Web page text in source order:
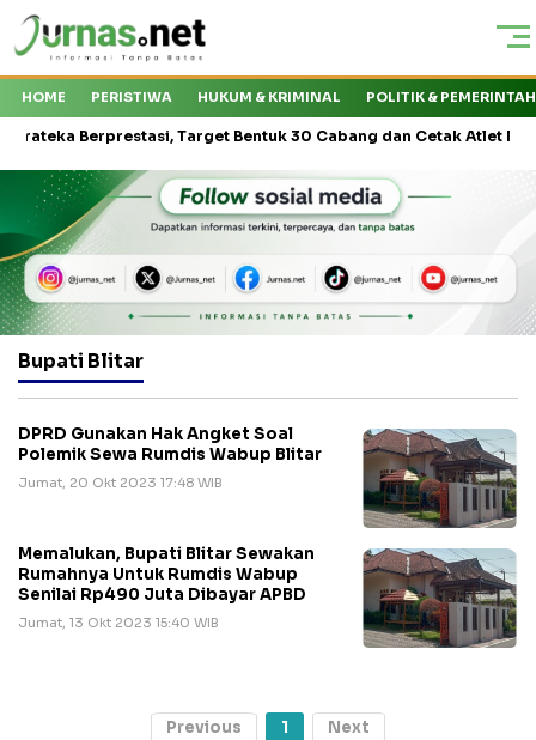
HOME PERISTIWA HUKUM & KRIMINAL POLITIK &
Berprestasi, Target Bentuk 30 Cabang dan Cetak Atlet Nasional
Bupati Blitar
DPRD Gunakan Hak Angket Soal
Polemik Sewa Rumdis Wabup Blitar
Jumat, 20 Okt 2023 17:48 WIB
Memalukan, Bupati Blitar Sewakan
Rumahnya Untuk Rumdis Wabup
Senilai Rp490 Juta Dibayar APBD
Jumat, 13 Okt 2023 15:40 WIB
Previous 1 Next